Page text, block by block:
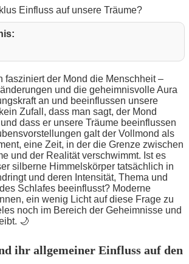
fasziniert der Mond die Menschheit –
und die geheimnisvolle Aura
an und beeinflussen unsere
Zufall, dass man sagt, der Mond
und dass er unsere Träume beeinflussen
galt der Vollmond als
eine Zeit, in der die Grenze zwischen
und der Realität verschwimmt. Ist es
silberne Himmelskörper tatsächlich in
und deren Intensität, Thema und
Schlafes beeinflusst? Moderne
ein wenig Licht auf diese Frage zu
noch im Bereich der Geheimnisse und
🌙
ihr allgemeiner Einfluss auf den